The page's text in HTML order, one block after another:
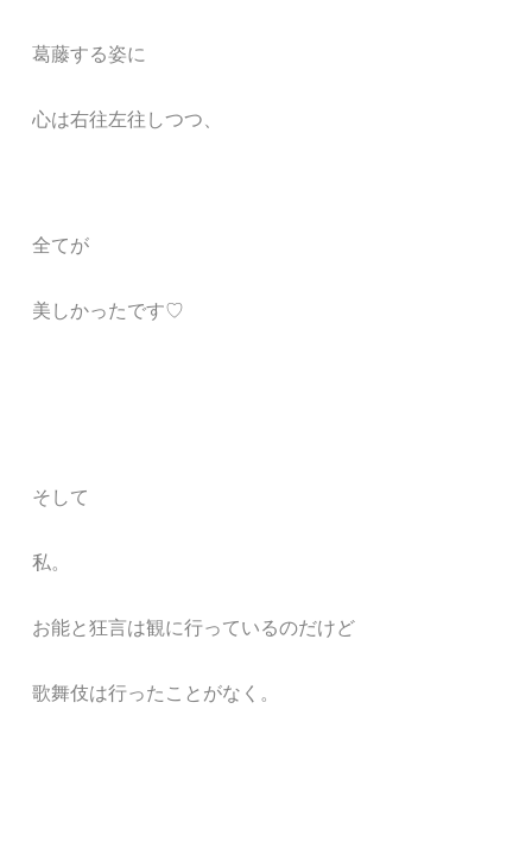
葛藤する姿に
心は右往左往しつつ、
全てが
美しかったです♡
そして
私。
お能と狂言は観に行っているのだけど
歌舞伎は行ったことがなく。